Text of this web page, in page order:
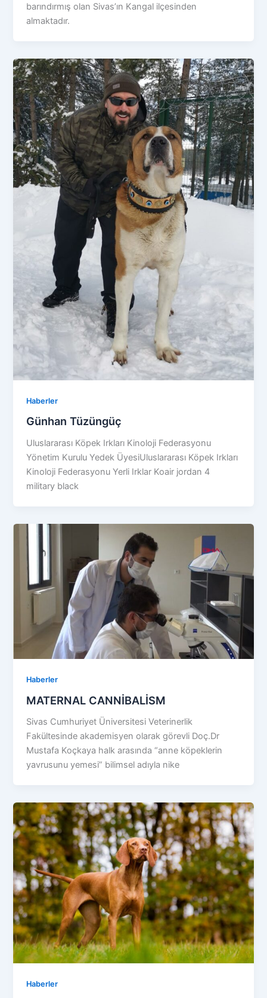
barındırmış olan Sivas’ın Kangal ilçesinden
almaktadır.
Haberler
Günhan Tüzüngüç
Uluslararası Köpek Irkları Kinoloji Federasyonu
Yönetim Kurulu Yedek ÜyesiUluslararası Köpek Irkları
Kinoloji Federasyonu Yerli Irklar Koair jordan 4
military black
Haberler
MATERNAL CANNİBALİSM
Sivas Cumhuriyet Üniversitesi Veterinerlik
Fakültesinde akademisyen olarak görevli Doç.Dr
Mustafa Koçkaya halk arasında “anne köpeklerin
yavrusunu yemesi” bilimsel adıyla nike
Haberler